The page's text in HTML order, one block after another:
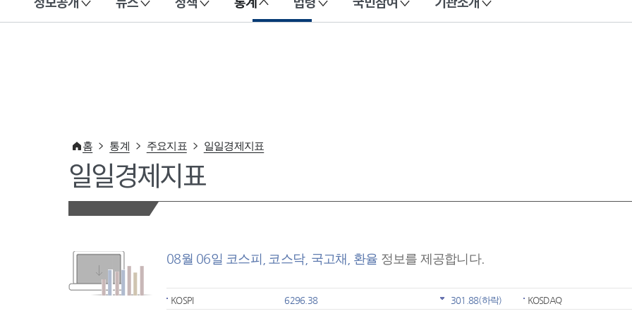
이 누리집은 대한민국 공식 전자정부 누리집입니다.
홈 통계 주요지표 일일경제지표
일일경제지표
08월 06일 코스피, 코스닥, 국고채, 환율 정보를 제공합니다.
KOSPI 6296.38 301.88(하락) KOSDAQ